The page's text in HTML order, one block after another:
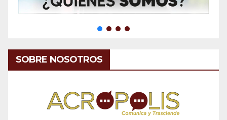
SOBRE NOSOTROS